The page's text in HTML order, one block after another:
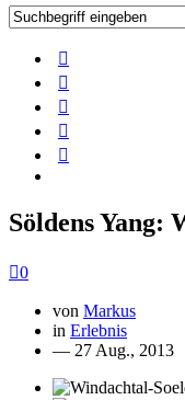
Söldens Yang:
0
von Markus
in Erlebnis
— 27 Aug., 2013